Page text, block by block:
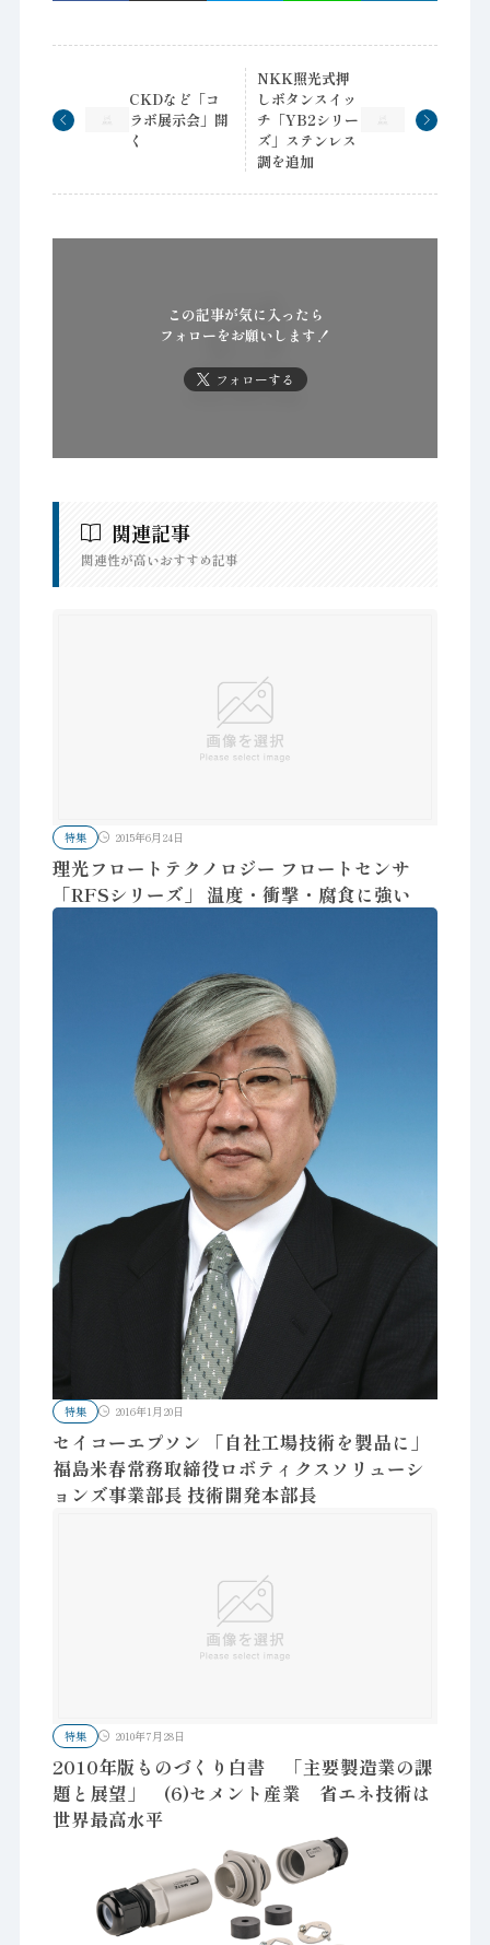
CKDなど「コ
ラボ展示会」開
く
NKK照光式押
しボタンスイッ
チ「YB2シリー
ズ」ステンレス
調を追加
この記事が気に入ったら
フォローをお願いします！
フォローする
関連記事
関連性が高いおすすめ記事
特集 2015年6月24日
理光フロートテクノロジー フロートセンサ
「RFSシリーズ」 温度・衝撃・腐食に強い
特集 2016年1月20日
セイコーエプソン 「自社工場技術を製品に」
福島米春常務取締役ロボティクスソリューシ
ョンズ事業部長 技術開発本部長
特集 2010年7月28日
2010年版ものづくり白書 「主要製造業の課
題と展望」 (6)セメント産業 省エネ技術は
世界最高水平